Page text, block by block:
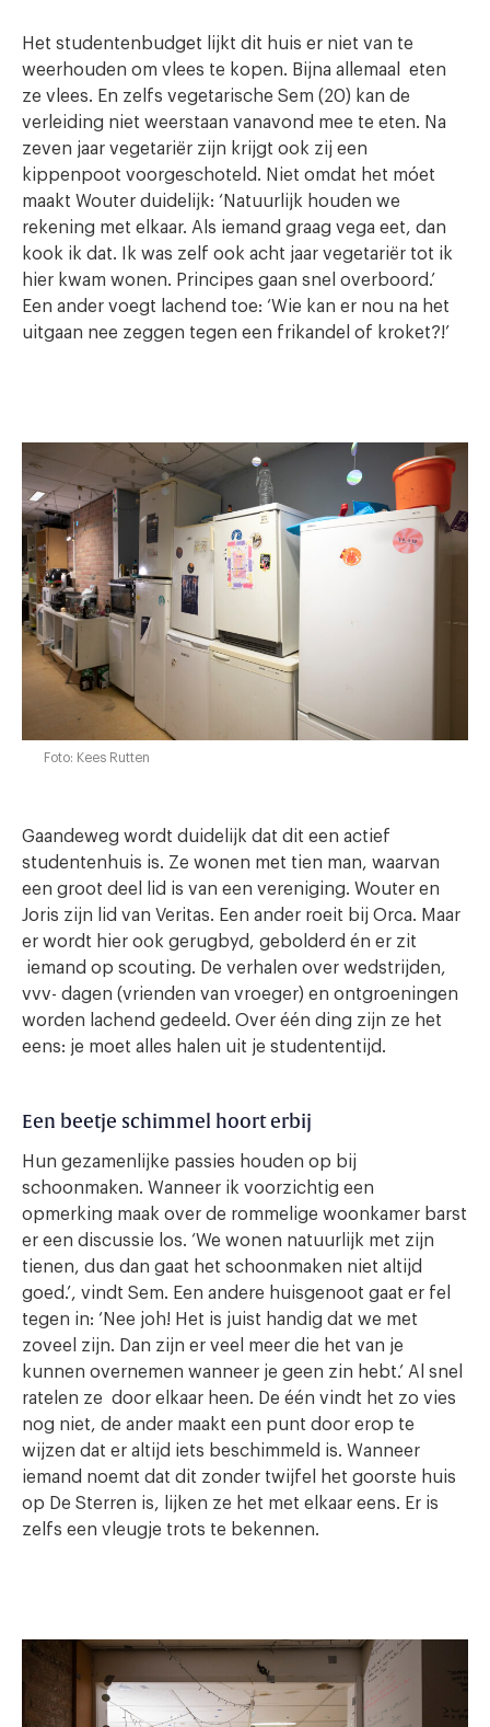
Het studentenbudget lijkt dit huis er niet van te
weerhouden om vlees te kopen. Bijna allemaal eten
ze vlees. En zelfs vegetarische Sem (20) kan de
verleiding niet weerstaan vanavond mee te eten. Na
zeven jaar vegetariër zijn krijgt ook zij een
kippenpoot voorgeschoteld. Niet omdat het móet
maakt Wouter duidelijk: ‘Natuurlijk houden we
rekening met elkaar. Als iemand graag vega eet, dan
kook ik dat. Ik was zelf ook acht jaar vegetariër tot ik
hier kwam wonen. Principes gaan snel overboord.’
Een ander voegt lachend toe: ‘Wie kan er nou na het
uitgaan nee zeggen tegen een frikandel of kroket?!’
Foto: Kees Rutten
Gaandeweg wordt duidelijk dat dit een actief
studentenhuis is. Ze wonen met tien man, waarvan
een groot deel lid is van een vereniging. Wouter en
Joris zijn lid van Veritas. Een ander roeit bij Orca. Maar
er wordt hier ook gerugbyd, gebolderd én er zit
iemand op scouting. De verhalen over wedstrijden,
vvv- dagen (vrienden van vroeger) en ontgroeningen
worden lachend gedeeld. Over één ding zijn ze het
eens: je moet alles halen uit je studententijd.
Een beetje schimmel hoort erbij
Hun gezamenlijke passies houden op bij
schoonmaken. Wanneer ik voorzichtig een
opmerking maak over de rommelige woonkamer barst
er een discussie los. ‘We wonen natuurlijk met zijn
tienen, dus dan gaat het schoonmaken niet altijd
goed.’, vindt Sem. Een andere huisgenoot gaat er fel
tegen in: ‘Nee joh! Het is juist handig dat we met
zoveel zijn. Dan zijn er veel meer die het van je
kunnen overnemen wanneer je geen zin hebt.’ Al snel
ratelen ze door elkaar heen. De één vindt het zo vies
nog niet, de ander maakt een punt door erop te
wijzen dat er altijd iets beschimmeld is. Wanneer
iemand noemt dat dit zonder twijfel het goorste huis
op De Sterren is, lijken ze het met elkaar eens. Er is
zelfs een vleugje trots te bekennen.